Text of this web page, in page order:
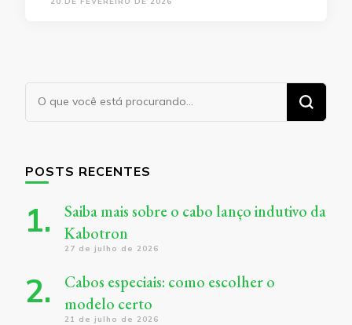
Procurando
algo?
POSTS RECENTES
Saiba mais sobre o cabo lanço indutivo da
Kabotron
27 de julho de 2026
Cabos especiais: como escolher o
modelo certo
21 de julho de 2026